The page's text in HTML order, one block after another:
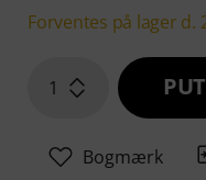
Forventes på lager d.
1
Bogmærk